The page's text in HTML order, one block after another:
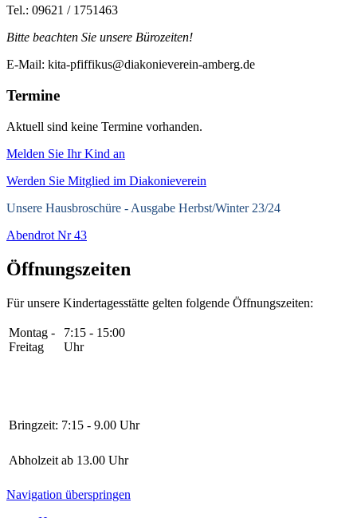
Tel.: 09621 / 1751463
Bitte beachten Sie unsere Bürozeiten!
E-Mail: kita-pfiffikus@diakonieverein-amberg.de
Termine
Aktuell sind keine Termine vorhanden.
Melden Sie Ihr Kind an
Werden Sie Mitglied im Diakonieverein
Unsere Hausbroschüre - Ausgabe Herbst/Winter 23/24
Abendrot Nr 43
Öffnungszeiten
Für unsere Kindertagesstätte gelten folgende Öffnungszeiten:
Montag -
Freitag
7:15 - 15:00
Uhr
Bringzeit: 7:15 - 9.00 Uhr
Abholzeit ab 13.00 Uhr
Navigation überspringen